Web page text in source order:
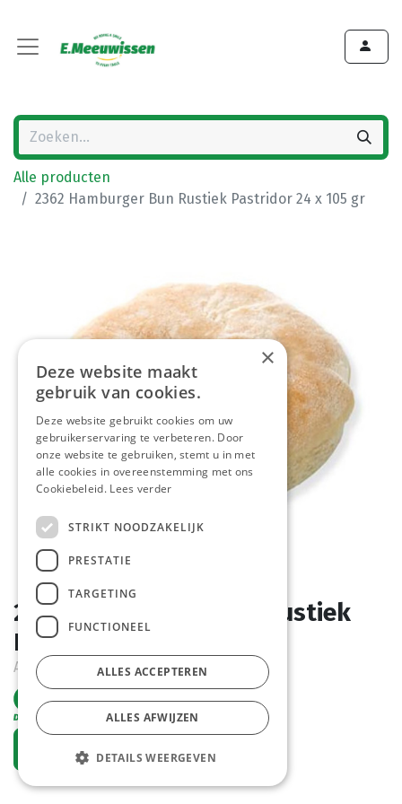
Alle producten
2362 Hamburger Bun Rustiek Pastridor 24 x 105 gr
2362 Hamburger Bun Rustiek
Pastridor 24 x 105 gr
Actief
Vraag een account aan
×
Deze website maakt
gebruik van cookies.
Deze website gebruikt cookies om uw
gebruikerservaring te verbeteren. Door
onze website te gebruiken, stemt u in met
alle cookies in overeenstemming met ons
Cookiebeleid. Lees verder
STRIKT NOODZAKELIJK
PRESTATIE
TARGETING
FUNCTIONEEL
ALLES ACCEPTEREN
ALLES AFWIJZEN
DETAILS WEERGEVEN